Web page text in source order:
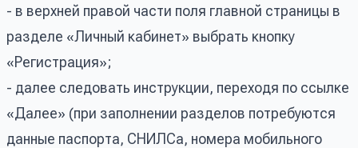
- в верхней правой части поля главной страницы в
разделе «Личный кабинет» выбрать кнопку
«Регистрация»;
- далее следовать инструкции, переходя по ссылке
«Далее» (при заполнении разделов потребуются
данные паспорта, СНИЛСа, номера мобильного